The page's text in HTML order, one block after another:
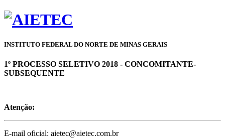
INSTITUTO FEDERAL DO NORTE DE MINAS GERAIS
1º PROCESSO SELETIVO 2018 - CONCOMITANTE-
SUBSEQUENTE
Atenção:
E-mail oficial: aietec@aietec.com.br